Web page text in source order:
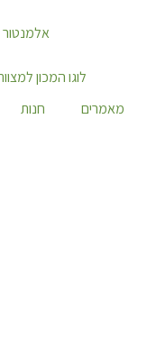
מאמרים חנות